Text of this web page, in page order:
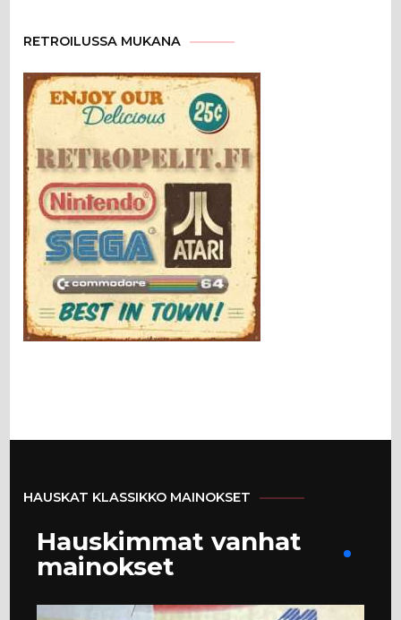
RETROILUSSA MUKANA
HAUSKAT KLASSIKKO MAINOKSET
Hauskimmat vanhat
mainokset